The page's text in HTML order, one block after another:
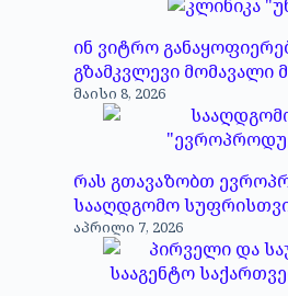
ინ ვიტრო
გზამკვლევი მომავალი
მაისი 8, 2026
რას გთავაზობთ
სააღდგომო
აპრილი 7, 2026